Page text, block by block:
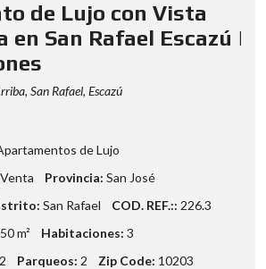
de Lujo con Vista
en San Rafael Escazú |
San Rafael, Escazú
de Lujo
Provincia: San José
San Rafael COD. REF.:: 226.3
m² Habitaciones: 3
2 Parqueos: 2 Zip Code: 10203